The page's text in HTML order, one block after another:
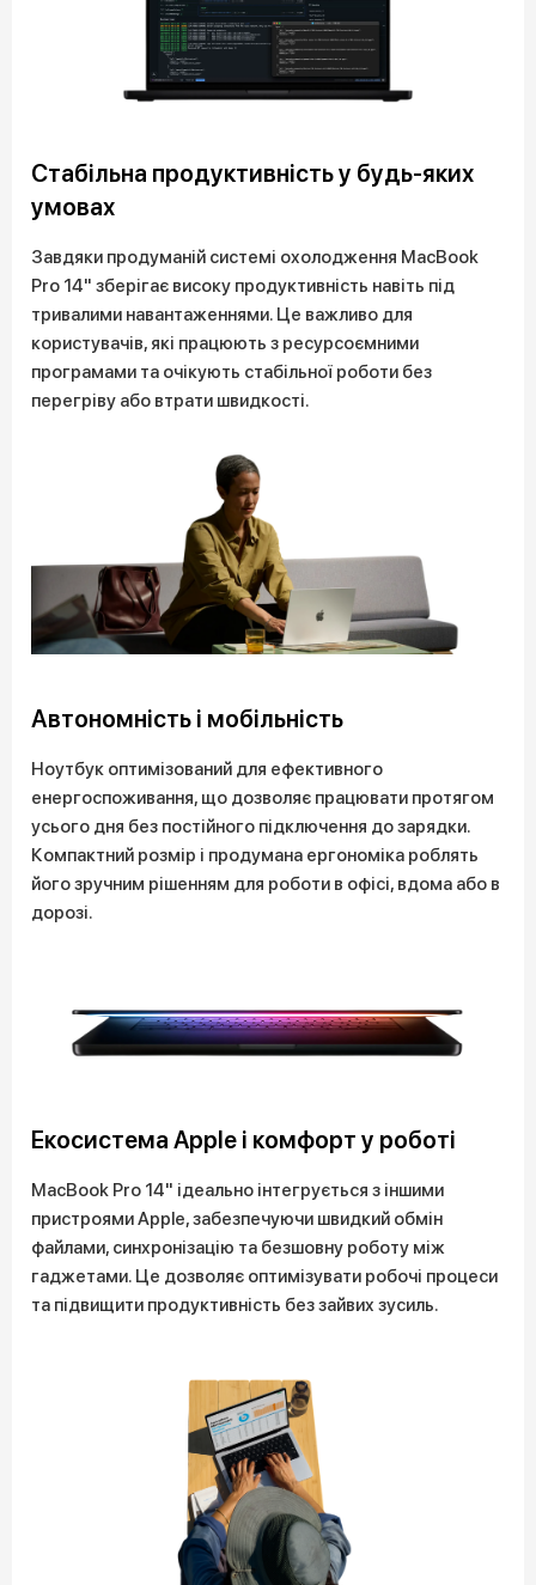
Стабільна продуктивність у будь-яких
умовах
Завдяки продуманій системі охолодження MacBook
Pro 14" зберігає високу продуктивність навіть під
тривалими навантаженнями. Це важливо для
користувачів, які працюють з ресурсоємними
програмами та очікують стабільної роботи без
перегріву або втрати швидкості.
Автономність і мобільність
Ноутбук оптимізований для ефективного
енергоспоживання, що дозволяє працювати протягом
усього дня без постійного підключення до зарядки.
Компактний розмір і продумана ергономіка роблять
його зручним рішенням для роботи в офісі, вдома або в
дорозі.
Екосистема Apple і комфорт у роботі
MacBook Pro 14" ідеально інтегрується з іншими
пристроями Apple, забезпечуючи швидкий обмін
файлами, синхронізацію та безшовну роботу між
гаджетами. Це дозволяє оптимізувати робочі процеси
та підвищити продуктивність без зайвих зусиль.